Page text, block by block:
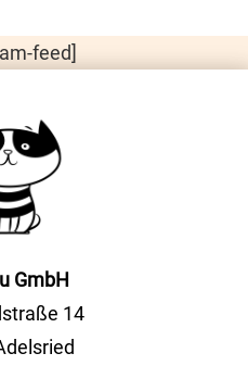
feed]
GmbH
14